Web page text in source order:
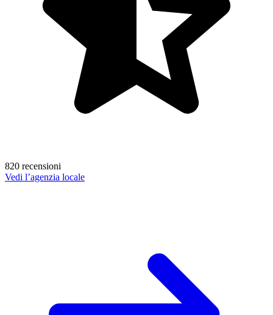
820 recensioni
Vedi l’agenzia locale